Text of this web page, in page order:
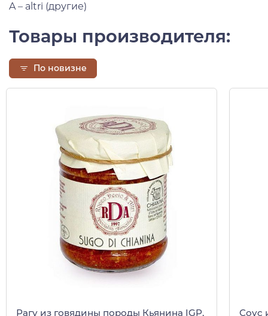
A – altri (другие)
Товары производителя:
По новизне
Рагу из говядины породы Кьянина IGP,
Соус